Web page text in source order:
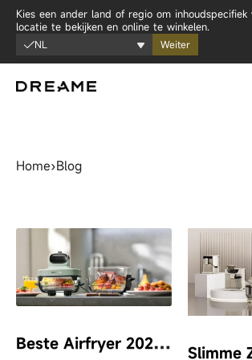
Ga naar inhoud
Kies een ander land of regio om inhoudspecifiek
locatie te bekijken en online te winkelen.
NL Weiter
Home›Blog
B
Este Airfryer 2026: Eerlijke Vergelijking En Koopgids